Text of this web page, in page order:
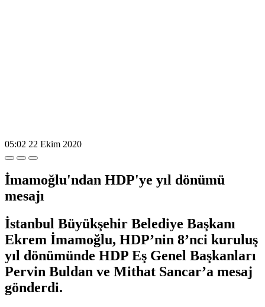
05:02 22 Ekim 2020
İmamoğlu'ndan HDP'ye yıl dönümü
mesajı
İstanbul Büyükşehir Belediye Başkanı
Ekrem İmamoğlu, HDP’nin 8’nci kuruluş
yıl dönümünde HDP Eş Genel Başkanları
Pervin Buldan ve Mithat Sancar’a mesaj
gönderdi.